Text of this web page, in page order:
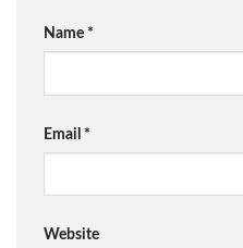
Name *
Email *
Website